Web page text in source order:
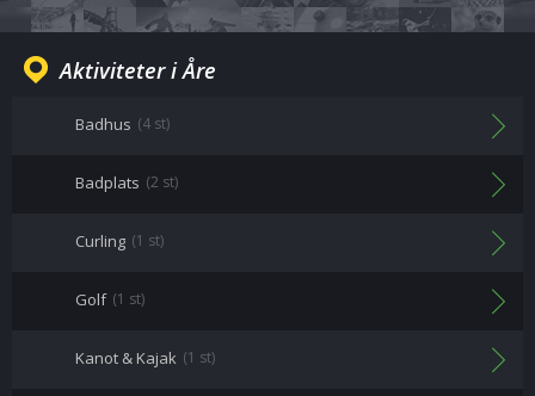
Aktiviteter i Åre
Badhus (4 st)
Badplats (2 st)
Curling (1 st)
Golf (1 st)
Kanot & Kajak (1 st)